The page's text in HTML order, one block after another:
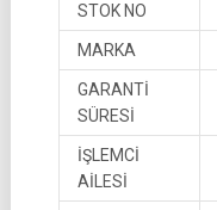
STOK NO
MARKA
GARANTİ
SÜRESİ
İŞLEMCİ
AİLESİ